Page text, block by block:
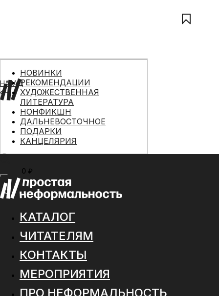
0 ₽
МЕНЮ
0
НАЗАД
НОВИНКИ
РЕКОМЕНДАЦИИ
ХУДОЖЕСТВЕННАЯ
ЛИТЕРАТУРА
НОНФИКШН
ДАЛЬНЕВОСТОЧНОЕ
ПОДАРКИ
КАНЦЕЛЯРИЯ
КАТАЛОГ
ЧИТАТЕЛЯМ
КОНТАКТЫ
МЕРОПРИЯТИЯ
ПРО НЕФОРМАЛЬНОСТЬ